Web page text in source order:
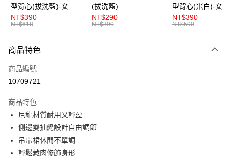
AFTEE先享後付
相關說明
便利好安心！
２．便利：只要手機號碼，簡訊認證，即可結帳。
３．安心：先確認商品／服務後，再付款。
【「AFTEE先享後付」結帳流程】
１．於結帳方式選擇「AFTEE先享後付」後，將跳轉至「AFTEE先享後付」
結帳頁面，進行簡訊認證並確認金額後，即可完成結帳。
２．訂單成立數日內，您將收到繳費通知簡訊。
ATM／網路銀行／等多元方式進行付款，方視為交易完成。
※ 請注意：結帳手續完成當下不需立刻繳費，但若您需要取消訂單，請聯絡
運送方式
全家取貨付款
付款後全家取貨
每筆NT$80，滿NT$1,200(含以上)免運費
型背心(拔洗藍)-女
NT$390
NT$618
(拔洗藍)
NT$290
NT$390
型背心(米白)-女
NT$390
NT$590
商品特色
商品編號
10709721
商品特色
尼龍材質耐用又輕盈
側邊雙抽繩設計自由調節
吊帶裙休閒不單調
輕鬆藏肉修飾身形